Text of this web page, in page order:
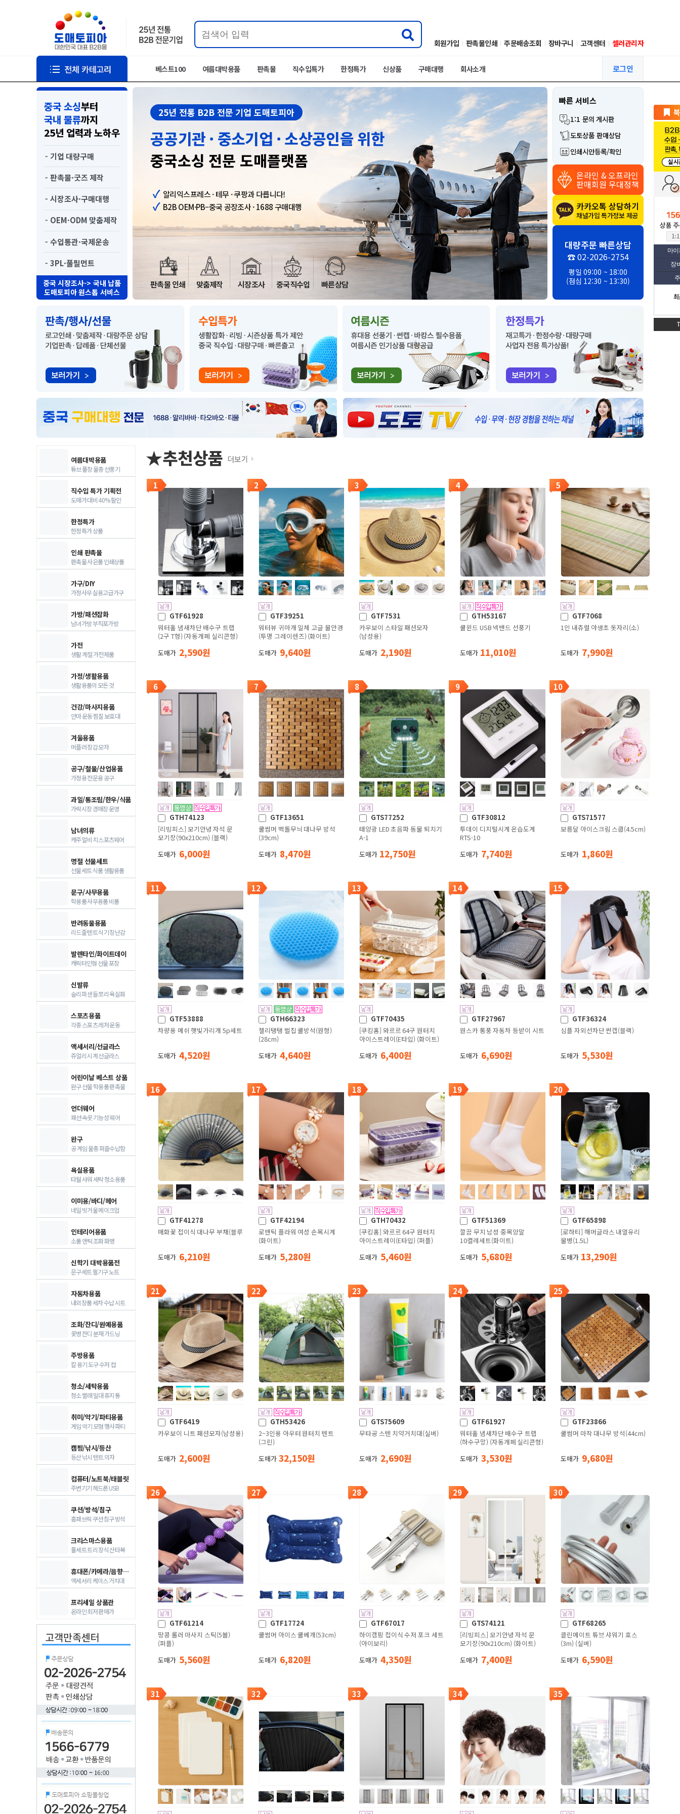
회원가입 판촉물인쇄 주문배송조회 장바구니 고객센터 셀러관리자
베스트100 여름대박용품 판촉물 직수입특가 한정특가 신상품 구매대행 회사소개 로그인
마
장
중국 소싱부터
국내 물류까지
25년 업력과 노하우
- 기업 대량구매
- 판촉물·굿즈 제작
- 시장조사·구매대행
- OEM·ODM 맞춤제작
- 수입통관·국제운송
- 3PL·풀필먼트
중국 시장조사-> 국내 납품
도매토피아 원스톱 서비스
25년 전통 B2B 전문 기업 도매토피아
공공기관 · 중소기업 · 소상공인을 위한
중국소싱 전문 도매플랫폼
알리익스프레스 · 테무 · 쿠팡과 다릅니다!
B2B OEM·PB–중국 공장조사 · 1688 구매대행
판촉물 인쇄 맞춤제작 시장조사 중국직수입 빠른상담
빠른 서비스
1:1 문의 게시판
도토상품 판매상담
인쇄시안등록/확인
온라인 & 오프라인
판매회원 우대정책
카카오톡 상담하기
채널가입 특가정보 제공
대량주문 빠른상담
☎ 02-2026-2754
평일 09:00 ~ 18:00
(점심 12:30 ~ 13:30)
여름대박용품
튜브 풀장 물총 선풍기
직수입 특가 기획전
도매가 대비 40% 할인
한정특가
한정특가 상품
인쇄 판촉물
판촉물 사은품 인쇄상품
가구/DIY
가정사무 실용고급가구
가방/패션잡화
남녀가방 부직포가방
가전
생활 계절 가전제품
가정/생활용품
생활용품의 모든 것
건강/마사지용품
안마 운동 찜질 보호대
겨울용품
머플러 장갑 모자
공구/철물/산업용품
가정용 전문용 공구
과일/통조림/한우/식품
가락시장 경매장 운영
남녀의류
캐주얼 비치 스포츠웨어
명절 선물세트
선물세트 식품 생활용품
문구/사무용품
학용품 사무용품 비품
반려동물용품
리드줄 텐트 식기 장난감
발렌타인/화이트데이
캐릭터인형 선물 포장
신발류
슬리퍼 샌들 쪼리 욕실화
스포츠용품
각종 스포츠 레저 운동
액세서리/선글라스
쥬얼리 시계 선글라스
어린이날 베스트 상품
완구 선물 학용품 판촉물
언더웨어
패션 속옷 기능성 웨어
완구
공 게임 물총 퍼즐수납함
욕실용품
타월 샤워 세탁 청소용품
이미용/바디/헤어
네일 빗거울 메이크업
인테리어용품
소품 앤틱 조화 화병
신학기 대박용품전
문구세트 필기구 노트
자동차용품
내외장품 세차 수납 시트
조화/잔디/원예용품
꽃병 잔디 분재 가드닝
주방용품
칼 용기 도구 수저 컵
청소/세탁용품
청소 빨래 밀대 휴지통
취미/악기/파티용품
게임 악기 모형 행사파티
캠핑/낚시/등산
등산 낚시 텐트 의자
컴퓨터/노트북/태블릿
주변기기 헤드폰 USB
쿠션/방석/침구
홈패브릭 쿠션 침구 방석
크리스마스용품
풀세트 트리 장식 산타복
휴대폰/카메라/음향기기
액세서리 케이스 거치대
프리세일 상품관
온라인 최저 판매가
★추천상품 더보기
1
GTF61928
워터홀 냄새차단 배수구 트랩
(2구 T형) (자동개폐 실리콘형)
도매가 2,590 원
2
GTF39251
워터뷰 귀마개 일체 고글 물안경
(투명 그레이렌즈) (화이트)
도매가 9,640 원
3
GTF7531
카우보이 스타일 패션모자
(남성용)
도매가 2,190 원
4
GTH53167
쿨윈드 USB 넥밴드 선풍기
도매가 11,010 원
5
GTF7068
1인 내츄럴 야생초 돗자리(소)
도매가 7,990 원
6
GTH74123
[리빙피스] 모기안녕 자석 문
모기장(90x210cm) (블랙)
도매가 6,000 원
7
GTF13651
쿨썸머 벽돌무늬 대나무 방석
(39cm)
도매가 8,470 원
8
GTS77252
태양광 LED 초음파 동물 퇴치기
A-1
도매가 12,750 원
9
GTF30812
투데이 디지털시계 온습도계
RTS-10
도매가 7,740 원
10
GTS71577
보름달 아이스크림 스쿱(4.5cm)
도매가 1,860 원
11
GTF53888
차량용 메쉬 햇빛가리개 5p세트
도매가 4,520 원
12
GTH66323
젤리탱탱 벌집 쿨방석(원형)
(28cm)
도매가 4,640 원
13
GTF70435
[쿠킹홈] 와르르 64구 원터치
아이스트레이(E타입) (화이트)
도매가 6,400 원
14
GTF27967
원스카 통풍 자동차 등받이 시트
도매가 6,690 원
15
GTF36324
심플 자외선차단 썬캡(블랙)
도매가 5,530 원
16
GTF41278
매화꽃 접이식 대나무 부채(블루)
도매가 6,210 원
17
GTF42194
로맨틱 플라워 여성 손목시계
(화이트)
도매가 5,280 원
18
GTH70432
[쿠킹홈] 와르르 64구 원터치
아이스트레이(E타입) (퍼플)
도매가 5,460 원
19
GTF51369
깔끔 무지 남성 중목양말
10켤레세트(화이트)
도매가 5,680 원
20
GTF65898
[로하티] 해머글라스 내열유리
물병(1.5L)
도매가 13,290 원
21
GTF6419
카우보이 니트 패션모자(남성용)
도매가 2,600 원
22
GTH53426
2~3인용 아우터 원터치 텐트
(그린)
도매가 32,150 원
23
GTS75609
무타공 스텐 치약거치대(실버)
도매가 2,690 원
24
GTF61927
워터홀 냄새차단 배수구 트랩
(하수구망) (자동개폐 실리콘형)
도매가 3,530 원
25
GTF23866
쿨썸머 마작 대나무 방석(44cm)
도매가 9,680 원
26
GTF61214
땅콩 롤러 마사지 스틱(5볼)
(퍼플)
도매가 5,560 원
27
GTF17724
쿨썸머 아이스 쿨베개(53cm)
도매가 6,820 원
28
GTF67017
하이캠핑 접이식 수저 포크 세트
(아이보리)
도매가 4,350 원
29
GTS74121
[리빙피스] 모기안녕 자석 문
모기장(90x210cm) (화이트)
도매가 7,400 원
30
GTF68265
클린메이트 튜브 샤워기 호스
(3m) (실버)
도매가 6,590 원
31 32 33 34 35